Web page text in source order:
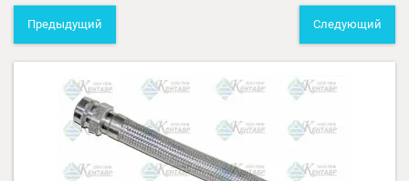
Предыдущий Следующий